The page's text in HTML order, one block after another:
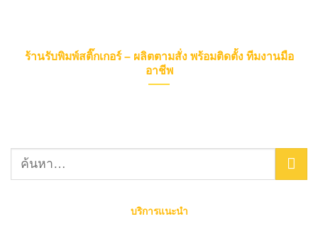
บริการแนะนำ
ร้านรับพิมพ์สติ๊กเกอร์ – ผลิตตามสั่ง พร้อมติดตั้ง ทีมงานมือ
อาชีพ